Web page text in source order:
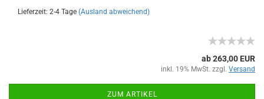
Lieferzeit: 2-4 Tage (Ausland abweichend)
ab 263,00 EUR
inkl. 19% MwSt. zzgl. Versand
ZUM ARTIKEL